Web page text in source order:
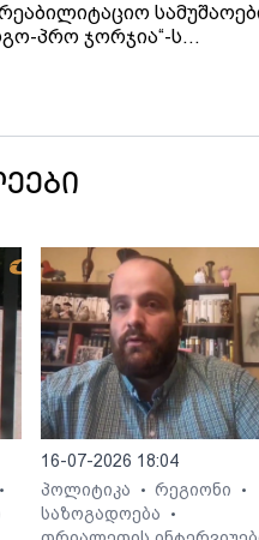
პრო ჯორჯია“-ს
•
16-07-2026 18:04
პოლიტიკა
• რეგიონი •
საზოგადოება •